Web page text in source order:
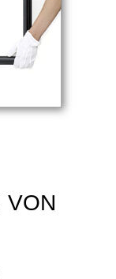
VON